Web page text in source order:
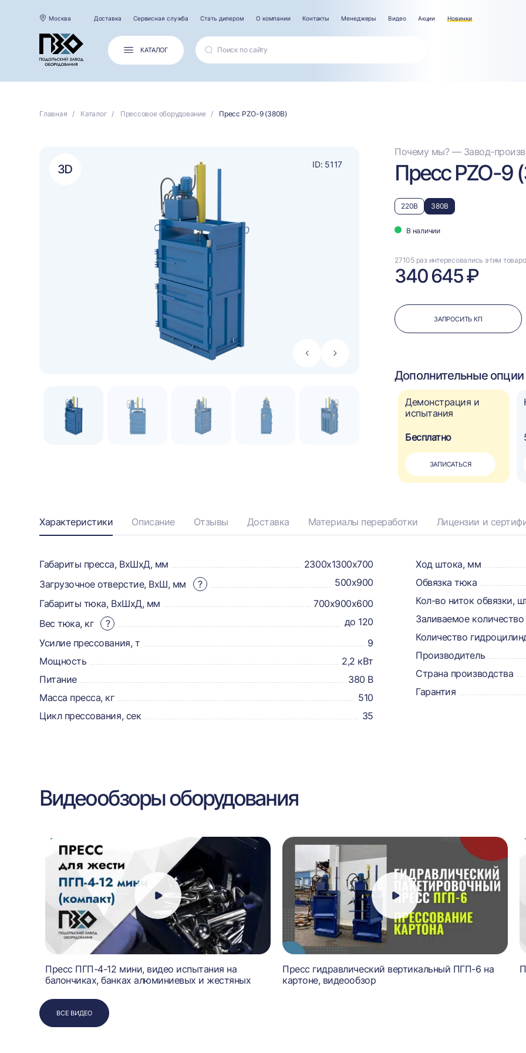
Москва Доставка Сервисная служба Стать дилером О компании Контакты Менеджеры Видео Акции Новинки
КАТАЛОГ
Главная Каталог Прессовое оборудование Пресс PZO-9 (380В)
СтрелкаСтрелка
ID: 5117
Почему мы? — Завод-
Пресс PZO-9
220В 380В
В наличии
27105 раз интересовались этим
340 645 ₽
ЗАПРОСИТЬ КП
Дополнительные опции
Подогрев масла
50 000 ₽
Бункерная дверь
34 064 ₽
Автоматическое
управление
110 000 ₽
Демонстрация и
испытания
Бесплатно
ЗАПИСАТЬСЯ
Информация
товаре,
доставке,
отзывах
и
сертификаты
Характеристики Описание Отзывы Доставка Материалы переработки Лицензии и
Габариты пресса, ВхШхД, мм
2300х1300х700
Загрузочное отверстие, ВхШ, мм
?
500х900
Габариты тюка, ВхШхД, мм
700х900х600
Вес тюка, кг
?
до 120
Усилие прессования, т
9
Мощность
2,2 кВт
Питание
380 В
Масса пресса, кг
510
Цикл прессования, сек
35
Ход штока, мм
Обвязка тюка
Кол-во ниток обвязки,
Заливаемое
Количество
Производитель
Страна производства
Гарантия
Видеообзоры оборудования
Пресс ПГП-4-12 мини, видео испытания на
балончиках, банках алюминиевых и жестяных
Пресс гидравлический вертикальный ПГП-6 на
картоне, видеообзор
ВСЕ ВИДЕО